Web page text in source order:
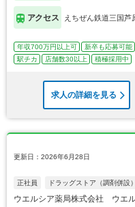
アクセス えちぜん鉄道三国芦
年収700万円以上可 新卒も応募可能
駅チカ
店舗数30以上 積極採用中
求人の詳細を見る
更新日：2026年6月28日
正社員 ドラッグストア（調剤併設）
ウエルシア薬局株式会社 ウエ